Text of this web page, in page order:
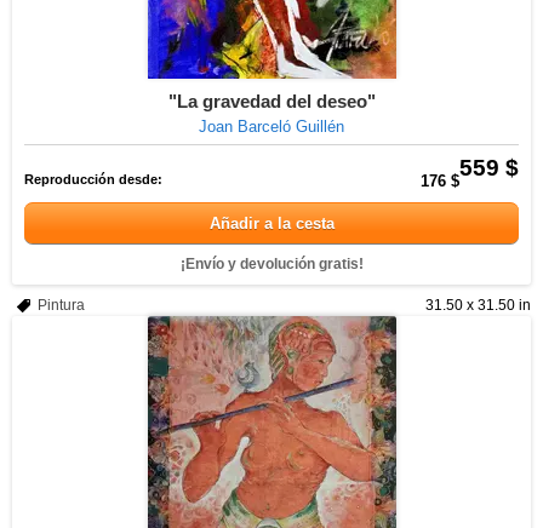
"La gravedad del deseo"
Joan Barceló Guillén
559 $
Reproducción desde: 176 $
Añadir a la cesta
¡Envío y devolución gratis!
31.50 x 31.50 in
Pintura